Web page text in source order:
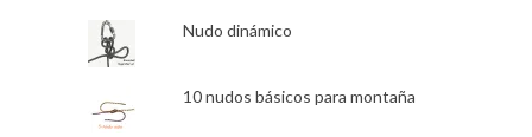
Nudo dinámico
10 nudos básicos para montaña